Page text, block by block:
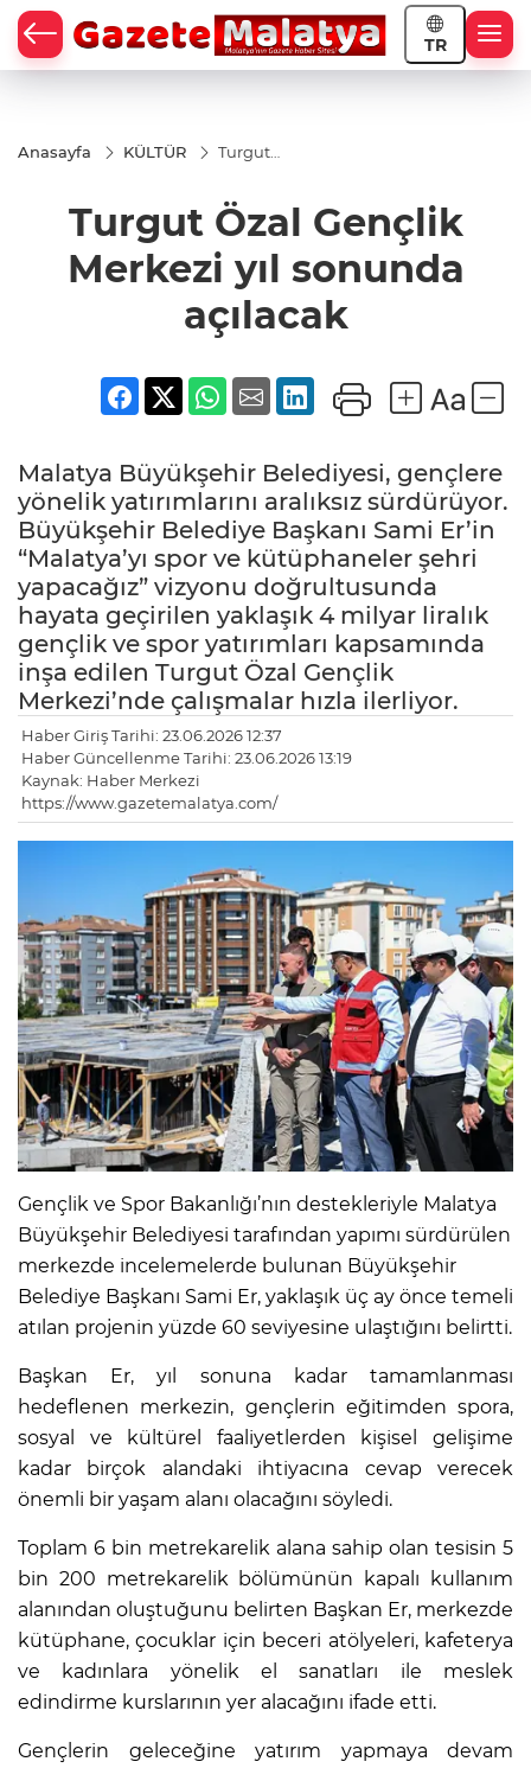
TR
Anasayfa KÜLTÜR
Turgut
Merkezi
yıl
açılacak
Turgut Özal Gençlik
Merkezi yıl sonunda
açılacak
Malatya Büyükşehir Belediyesi, gençlere
yönelik yatırımlarını aralıksız sürdürüyor.
Büyükşehir Belediye Başkanı Sami Er’in
“Malatya’yı spor ve kütüphaneler şehri
yapacağız” vizyonu doğrultusunda
hayata geçirilen yaklaşık 4 milyar liralık
gençlik ve spor yatırımları kapsamında
inşa edilen Turgut Özal Gençlik
Merkezi’nde çalışmalar hızla ilerliyor.
Haber Giriş Tarihi: 23.06.2026 12:37
Haber Güncellenme Tarihi: 23.06.2026 13:19
Kaynak: Haber Merkezi
https://www.gazetemalatya.com/
Gençlik ve Spor Bakanlığı’nın destekleriyle Malatya
Büyükşehir Belediyesi tarafından yapımı sürdürülen
merkezde incelemelerde bulunan Büyükşehir
Belediye Başkanı Sami Er, yaklaşık üç ay önce temeli
atılan projenin yüzde 60 seviyesine ulaştığını belirtti.
Başkan Er, yıl sonuna kadar tamamlanması
hedeflenen merkezin, gençlerin eğitimden spora,
sosyal ve kültürel faaliyetlerden kişisel gelişime
kadar birçok alandaki ihtiyacına cevap verecek
önemli bir yaşam alanı olacağını söyledi.
Toplam 6 bin metrekarelik alana sahip olan tesisin 5
bin 200 metrekarelik bölümünün kapalı kullanım
alanından oluştuğunu belirten Başkan Er, merkezde
kütüphane, çocuklar için beceri atölyeleri, kafeterya
ve kadınlara yönelik el sanatları ile meslek
edindirme kurslarının yer alacağını ifade etti.
Gençlerin geleceğine yatırım yapmaya devam